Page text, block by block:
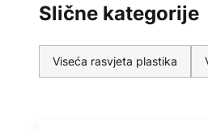
Slične kategorije
Viseća rasvjeta plastika